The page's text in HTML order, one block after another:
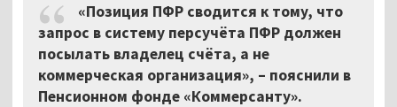
«Позиция ПФР сводится к тому, что
запрос в систему персучёта ПФР должен
посылать владелец счёта, а не
коммерческая организация», – пояснили в
Пенсионном фонде «Коммерсанту».